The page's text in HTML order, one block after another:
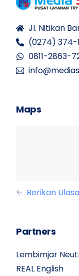
Jl. Nitikan
(0274) 374-
0811-2863-
Maps
✨ Berikan
Partners
Lembimjar
REAL English